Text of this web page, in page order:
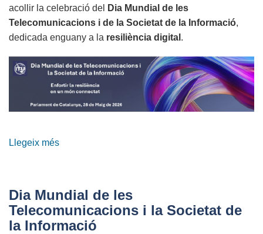
2026
acollir la celebració del
Dia Mundial de les
Telecomunicacions i de la Societat de la Informació,
dedicada enguany a la resiliència digital .
Llegeix més
les
Telecomunicacions
Dia Mundial de les
Telecomunicacions i la Societat de
la Informació